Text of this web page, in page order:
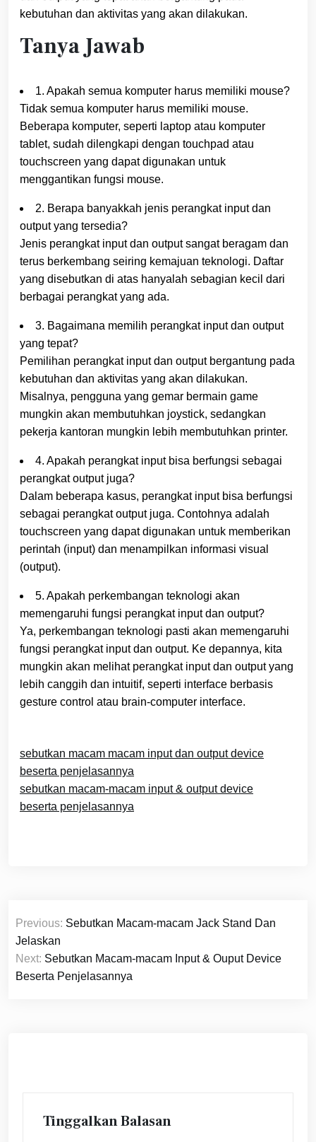
kebutuhan dan aktivitas yang akan dilakukan.
Tanya Jawab
1. Apakah semua komputer harus memiliki mouse?
Tidak semua komputer harus memiliki mouse.
Beberapa komputer, seperti laptop atau komputer
tablet, sudah dilengkapi dengan touchpad atau
touchscreen yang dapat digunakan untuk
menggantikan fungsi mouse.
2. Berapa banyakkah jenis perangkat input dan
output yang tersedia?
Jenis perangkat input dan output sangat beragam dan
terus berkembang seiring kemajuan teknologi. Daftar
yang disebutkan di atas hanyalah sebagian kecil dari
berbagai perangkat yang ada.
3. Bagaimana memilih perangkat input dan output
yang tepat?
Pemilihan perangkat input dan output bergantung pada
kebutuhan dan aktivitas yang akan dilakukan.
Misalnya, pengguna yang gemar bermain game
mungkin akan membutuhkan joystick, sedangkan
pekerja kantoran mungkin lebih membutuhkan printer.
4. Apakah perangkat input bisa berfungsi sebagai
perangkat output juga?
Dalam beberapa kasus, perangkat input bisa berfungsi
sebagai perangkat output juga. Contohnya adalah
touchscreen yang dapat digunakan untuk memberikan
perintah (input) dan menampilkan informasi visual
(output).
5. Apakah perkembangan teknologi akan
memengaruhi fungsi perangkat input dan output?
Ya, perkembangan teknologi pasti akan memengaruhi
fungsi perangkat input dan output. Ke depannya, kita
mungkin akan melihat perangkat input dan output yang
lebih canggih dan intuitif, seperti interface berbasis
gesture control atau brain-computer interface.
sebutkan macam macam input dan output device
beserta penjelasannya
sebutkan macam-macam input & output device
beserta penjelasannya
Navigasi
pos
Previous: Sebutkan Macam-macam Jack Stand Dan
Jelaskan
Next: Sebutkan Macam-macam Input & Ouput Device
Beserta Penjelasannya
Tinggalkan Balasan